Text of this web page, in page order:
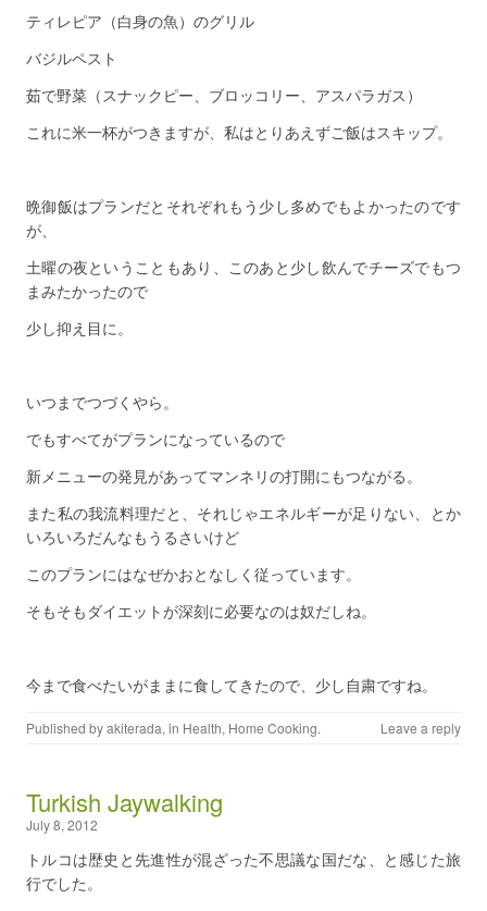
ティレピア（白身の魚）のグリル
バジルペスト
茹で野菜（スナックピー、ブロッコリー、アスパラガス）
これに米一杯がつきますが、私はとりあえずご飯はスキップ。
晩御飯はプランだとそれぞれもう少し多めでもよかったのです
が、
土曜の夜ということもあり、このあと少し飲んでチーズでもつ
まみたかったので
少し抑え目に。
いつまでつづくやら。
でもすべてがプランになっているので
新メニューの発見があってマンネリの打開にもつながる。
また私の我流料理だと、それじゃエネルギーが足りない、とか
いろいろだんなもうるさいけど
このプランにはなぜかおとなしく従っています。
そもそもダイエットが深刻に必要なのは奴だしね。
今まで食べたいがままに食してきたので、少し自粛ですね。
Published byakiterada, in Health, Home Cooking. Leave a reply
Turkish Jaywalking
July 8, 2012
トルコは歴史と先進性が混ざった不思議な国だな、と感じた旅
行でした。